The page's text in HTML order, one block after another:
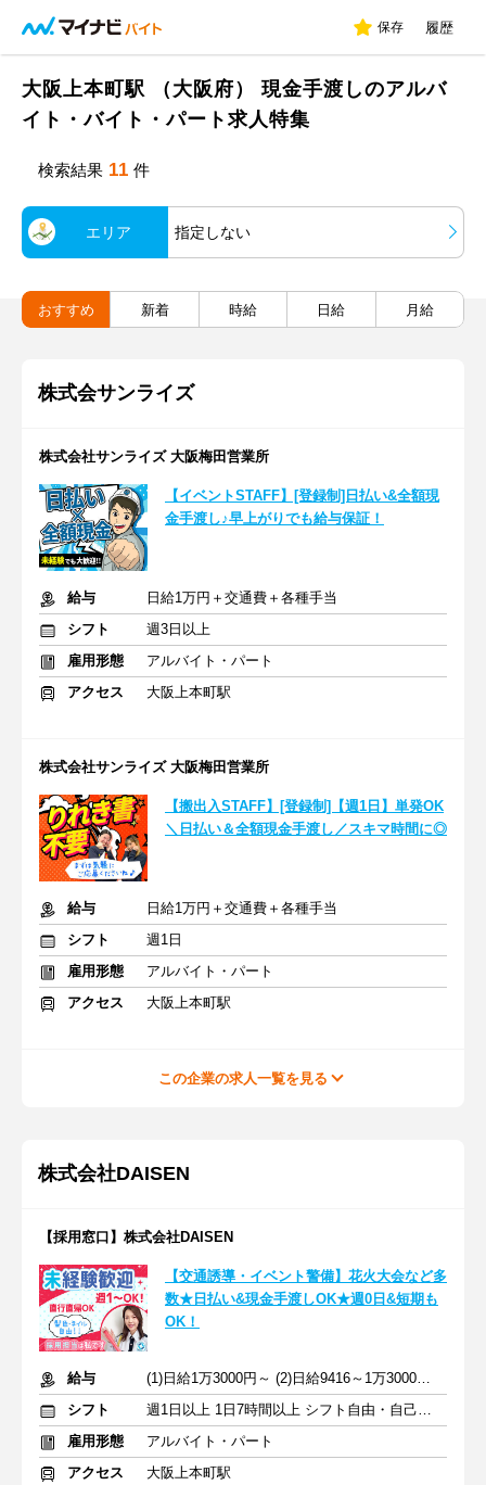
保存 履歴
大阪上本町駅 （大阪府） 現金手渡しのアルバ
イト・バイト・パート求人特集
検索結果 11 件
エリア 指定しない
おすすめ 新着 時給 日給 月給
株式会サンライズ
株式会社サンライズ 大阪梅田営業所
【イベントSTAFF】[登録制]日払い&全額現
金手渡し♪早上がりでも給与保証！
給与
日給1万円＋交通費＋各種手当
シフト
週3日以上
雇用形態
アルバイト・パート
アクセス
大阪上本町駅
株式会社サンライズ 大阪梅田営業所
【搬出入STAFF】[登録制]【週1日】単発OK
＼日払い＆全額現金手渡し／スキマ時間に◎
給与
日給1万円＋交通費＋各種手当
シフト
週1日
雇用形態
アルバイト・パート
アクセス
大阪上本町駅
この企業の求人一覧を見る
株式会社DAISEN
【採用窓口】株式会社DAISEN
【交通誘導・イベント警備】花火大会など多
数★日払い&現金手渡しOK★週0日&短期も
OK！
給与
(1)日給1万3000円～ (2)日給9416～1万3000円 +交通費全額
シフト
週1日以上 1日7時間以上 シフト自由・自己申告
雇用形態
アルバイト・パート
アクセス
大阪上本町駅